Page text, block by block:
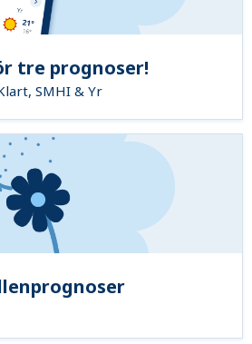
tre prognoser!
SMHI & Yr